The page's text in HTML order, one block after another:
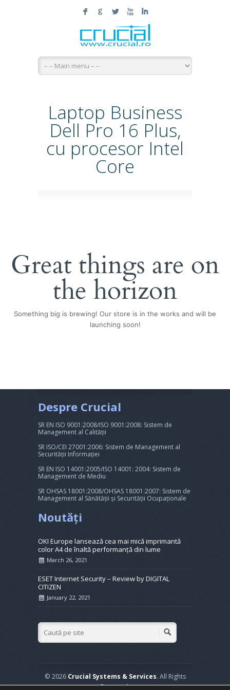
F G L X I
Laptop Business
Dell Pro 16 Plus,
cu procesor Intel
Core
Great things are on
the horizon
Something big is brewing! Our store is in the works and will be
launching soon!
Despre Crucial
SR EN ISO 9001:2008/ISO 9001:2008: Sistem de
Management al Calității
SR ISO/CEI 27001:2006: Sistem de Management al
Securității Informației
SR EN ISO 14001:2005/ISO 14001: 2004: Sistem de
Management de Mediu
SR OHSAS 18001:2008/OHSAS 18001:2007: Sistem de
Management al Sănătății și Securității Ocupaționale
Noutăți
OKI Europe lansează cea mai mică imprimantă
color A4 de înaltă performanță din lume
March 26, 2021
ESET Internet Security – Review by DIGITAL
CITIZEN
January 22, 2021
© 2026 Crucial Systems & Services. All Rights
Reserved.